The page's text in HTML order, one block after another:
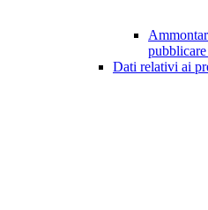
Dati relativi ai